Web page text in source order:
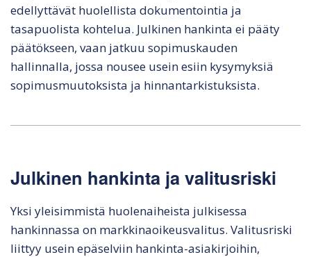
edellyttävät huolellista dokumentointia ja
tasapuolista kohtelua. Julkinen hankinta ei pääty
päätökseen, vaan jatkuu sopimuskauden
hallinnalla, jossa nousee usein esiin kysymyksiä
sopimusmuutoksista ja hinnantarkistuksista.
Julkinen hankinta ja valitusriski
Yksi yleisimmistä huolenaiheista julkisessa
hankinnassa on markkinaoikeusvalitus. Valitusriski
liittyy usein epäselviin hankinta-asiakirjoihin,